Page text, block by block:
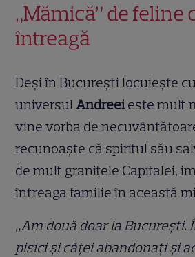
„Mămică” de feline
întreagă
Deși în București locuiește
universulAndreeieste mult
vine vorba de
recunoaște că spiritul său
de mult granițele Capitalei,
întreaga familie în această
„Am două doar la București.
pisici și căței abandonați și